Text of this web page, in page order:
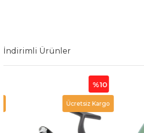
İndirimli Ürünler
%10
Ücretsiz Kargo